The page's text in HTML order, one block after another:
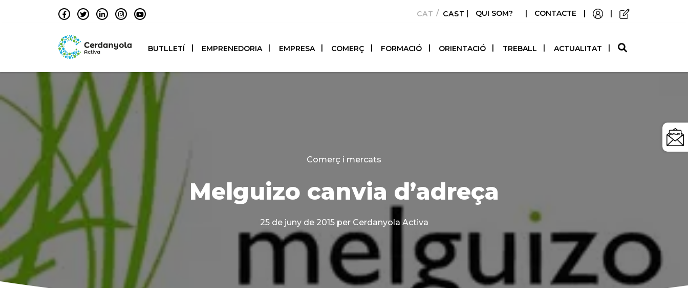
CATALÀCASTELLANO
| QUI SOM? | CONTACTE | |
BUTLLETÍ EMPRENEDORIA EMPRESA COMERÇ FORMACIÓ ORIENTACIÓ TREBALL ACTUALITAT
Categories
Comerç i mercats
Melguizo canvia d’adreça
25 de juny de 2015 per Cerdanyola Activa